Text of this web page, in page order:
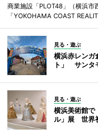
商業施設「PLOT48」（横浜市
「YOKOHAMA COAST
見る・遊ぶ
横浜赤レンガ
ト」 サンタ
見る・遊ぶ
横浜美術館で
ル」展 世界